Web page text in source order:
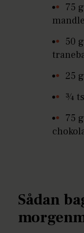
75
50
25
¾
75
Sådan